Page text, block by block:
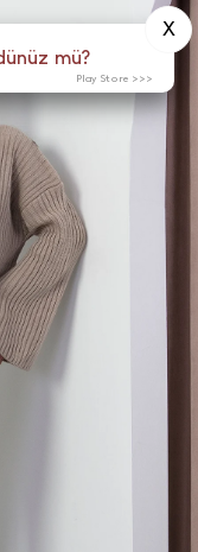
mü?
X
Play Store >>>